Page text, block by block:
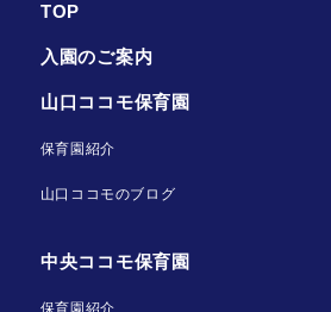
TOP
入園のご案内
山口ココモ保育園
保育園紹介
山口ココモのブログ
中央ココモ保育園